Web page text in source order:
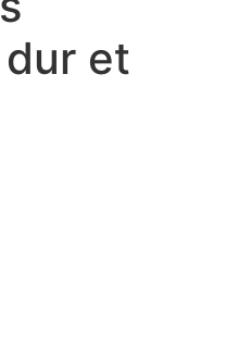
et